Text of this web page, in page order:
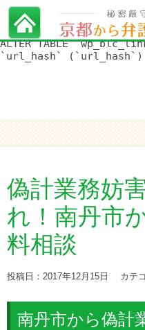
WordPress データベースエラ
'url_hash']
ALTER TABLE
`url_hash` (`url_hash`)
偽計業務妨
れ！南丹市
料相談
投稿日：2017年12月15日 カテ
南丹市から偽計